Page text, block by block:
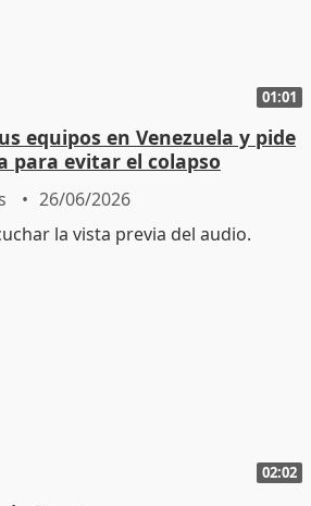
01:01
equipos en Venezuela y pide
para evitar el colapso
26/06/2026
02:02